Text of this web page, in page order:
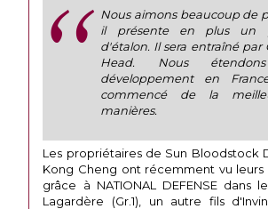
Nous aimons beaucoup de
il présente en plus un
d'étalon. Il sera entraîné par
Head. Nous
développement en
commencé de la
manières.
Les propriétaires de Sun Bloodstock
Kong Cheng ont récemment vu leurs
grâce à NATIONAL DEFENSE dans
Lagardère (Gr.1), un autre fils